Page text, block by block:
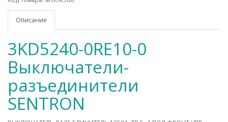
Описание
3KD5240-0RE10-0
Выключатели-
разъединители
SENTRON